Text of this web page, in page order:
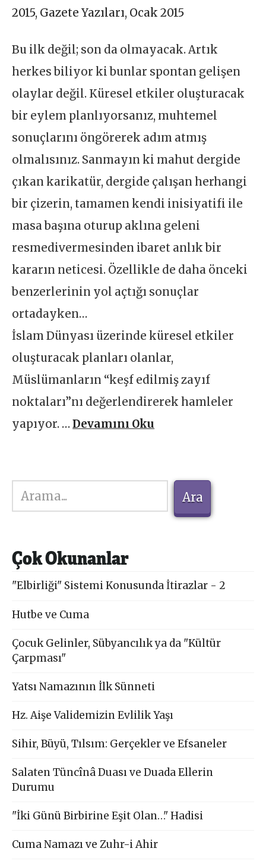
2015, Gazete Yazıları, Ocak 2015
Bu ilk değil; son da olmayacak. Artık
herkes biliyor ki bunlar spontan gelişen
olaylar değil. Küresel etkiler oluşturacak
bir eylem planlıyorsanız, muhtemel
sonuçlarını öngörerek adım atmış
olmalısınız. Sanmayın ki mahut dergide
çıkan karikatür, dergide çalışan herhangi
bir çizerin, tamamen kendi inisiyatifi ile
masa başına oturup aklına geleni
resmedivermesinden ibaret anlık bir
kararın neticesi. Özellikle de daha önceki
benzerlerinin yol açtığı sonuçlar
ortadayken…
İslam Dünyası üzerinde küresel etkiler
oluşturacak planları olanlar,
Müslümanların “keşf edilmiş zayıf
noktaları”nı değerlendirerek hamleler
yapıyor. …Devamını Oku
Ara
Ara
Çok Okunanlar
"Elbirliği" Sistemi Konusunda İtirazlar - 2
Hutbe ve Cuma
Çocuk Gelinler, Sübyancılık ya da "Kültür
Çarpması"
Yatsı Namazının İlk Sünneti
Hz. Aişe Validemizin Evlilik Yaşı
Sihir, Büyü, Tılsım: Gerçekler ve Efsaneler
Salaten Tüncînâ Duası ve Duada Ellerin
Durumu
"İki Günü Birbirine Eşit Olan…" Hadisi
Cuma Namazı ve Zuhr-i Ahir